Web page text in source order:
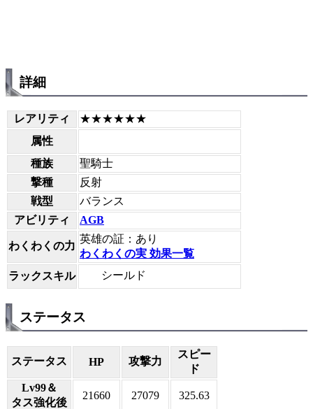
詳細
レアリティ
★★★★★★
属性
種族
聖騎士
撃種
反射
戦型
バランス
アビリティ
AGB
わくわくの力
英雄の証：あり
わくわくの実 効果一覧
ラックスキル
シールド
ステータス
ステータス HP 攻撃力
スピー
ド
Lv99＆
タス強化後
21660 27079 325.63